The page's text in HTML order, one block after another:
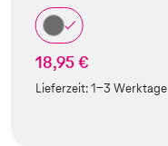
18,95 €
Lieferzeit:1-3 Werktage